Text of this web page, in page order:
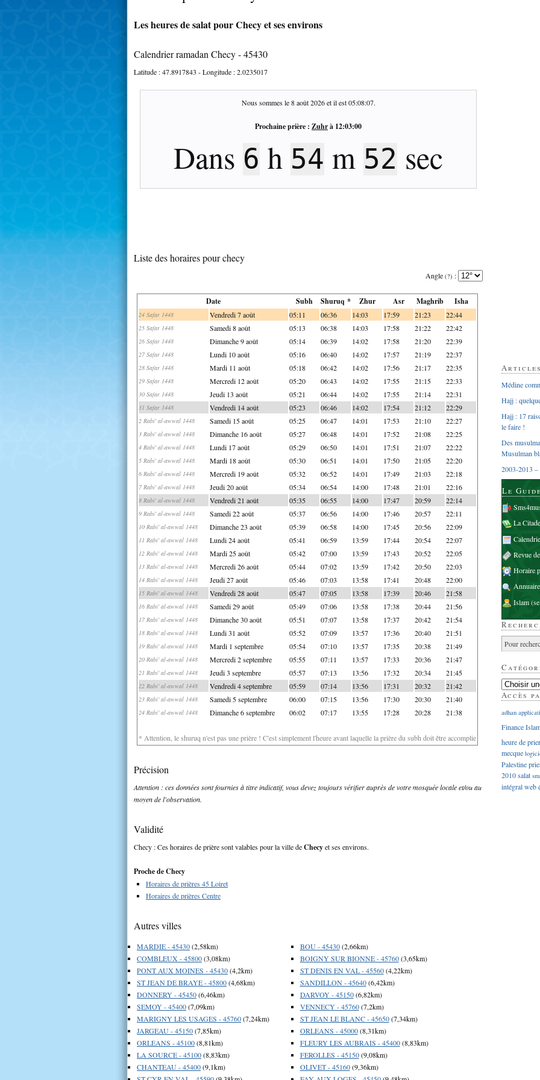
Les heures de salat pour Checy et ses environs
Calendrier ramadan Checy - 45430
Latitude :47.8917843 - Longitude :2.0235017
Nous sommes le8 août 2026et il est05:08:08.
Prochaine prière : Zuhrà 12:03:00
Dans 6 h 54 m 51 sec
Liste des horaires pour checy
Angle (?) :
Date Subh Shuruq * Zhur Asr Maghrib Isha
24 Safar 1448 Vendredi 7 août 05:11 06:36 14:03 17:59 21:23 22:44
25 Safar 1448 Samedi 8 août 05:13 06:38 14:03 17:58 21:22 22:42
26 Safar 1448 Dimanche 9 août 05:14 06:39 14:02 17:58 21:20 22:39
27 Safar 1448 Lundi 10 août 05:16 06:40 14:02 17:57 21:19 22:37
28 Safar 1448 Mardi 11 août 05:18 06:42 14:02 17:56 21:17 22:35
29 Safar 1448 Mercredi 12 août 05:20 06:43 14:02 17:55 21:15 22:33
30 Safar 1448 Jeudi 13 août 05:21 06:44 14:02 17:55 21:14 22:31
31 Safar 1448 Vendredi 14 août 05:23 06:46 14:02 17:54 21:12 22:29
2 Rabi' al-awwal 1448 Samedi 15 août 05:25 06:47 14:01 17:53 21:10 22:27
3 Rabi' al-awwal 1448 Dimanche 16 août 05:27 06:48 14:01 17:52 21:08 22:25
4 Rabi' al-awwal 1448 Lundi 17 août 05:29 06:50 14:01 17:51 21:07 22:22
5 Rabi' al-awwal 1448 Mardi 18 août 05:30 06:51 14:01 17:50 21:05 22:20
6 Rabi' al-awwal 1448 Mercredi 19 août 05:32 06:52 14:01 17:49 21:03 22:18
7 Rabi' al-awwal 1448 Jeudi 20 août 05:34 06:54 14:00 17:48 21:01 22:16
8 Rabi' al-awwal 1448 Vendredi 21 août 05:35 06:55 14:00 17:47 20:59 22:14
9 Rabi' al-awwal 1448 Samedi 22 août 05:37 06:56 14:00 17:46 20:57 22:11
10 Rabi' al-awwal 1448 Dimanche 23 août 05:39 06:58 14:00 17:45 20:56 22:09
11 Rabi' al-awwal 1448 Lundi 24 août 05:41 06:59 13:59 17:44 20:54 22:07
12 Rabi' al-awwal 1448 Mardi 25 août 05:42 07:00 13:59 17:43 20:52 22:05
13 Rabi' al-awwal 1448 Mercredi 26 août 05:44 07:02 13:59 17:42 20:50 22:03
14 Rabi' al-awwal 1448 Jeudi 27 août 05:46 07:03 13:58 17:41 20:48 22:00
15 Rabi' al-awwal 1448 Vendredi 28 août 05:47 07:05 13:58 17:39 20:46 21:58
16 Rabi' al-awwal 1448 Samedi 29 août 05:49 07:06 13:58 17:38 20:44 21:56
17 Rabi' al-awwal 1448 Dimanche 30 août 05:51 07:07 13:58 17:37 20:42 21:54
18 Rabi' al-awwal 1448 Lundi 31 août 05:52 07:09 13:57 17:36 20:40 21:51
19 Rabi' al-awwal 1448 Mardi 1 septembre 05:54 07:10 13:57 17:35 20:38 21:49
20 Rabi' al-awwal 1448 Mercredi 2 septembre 05:55 07:11 13:57 17:33 20:36 21:47
21 Rabi' al-awwal 1448 Jeudi 3 septembre 05:57 07:13 13:56 17:32 20:34 21:45
22 Rabi' al-awwal 1448 Vendredi 4 septembre 05:59 07:14 13:56 17:31 20:32 21:42
23 Rabi' al-awwal 1448 Samedi 5 septembre 06:00 07:15 13:56 17:30 20:30 21:40
24 Rabi' al-awwal 1448 Dimanche 6 septembre 06:02 07:17 13:55 17:28 20:28 21:38
* Attention, le shuruq n'est pas une prière ! C'est simplement l'heure avant laquelle la prière du subh doit être accomplie
Précision
Attention : ces données sont fournies à titre indicatif, vous devez toujours vérifier auprès de votre mosquée locale et/ou au
moyen de l'observation.
Validité
Checy : Ces horaires de prière sont valables pour la ville deChecyet ses environs.
Proche de Checy
Horaires de prières 45 Loiret
Horaires de prières Centre
Autres villes
MARDIE - 45430(2,58km)
COMBLEUX - 45800(3,08km)
PONT AUX MOINES - 45430(4,2km)
ST JEAN DE BRAYE - 45800(4,68km)
DONNERY - 45450(6,46km)
SEMOY - 45400(7,09km)
MARIGNY LES USAGES - 45760(7,24km)
JARGEAU - 45150(7,85km)
ORLEANS - 45100(8,81km)
LA SOURCE - 45100(8,83km)
CHANTEAU - 45400(9,1km)
BOU - 45430(2,66km)
BOIGNY SUR BIONNE - 45760(3,65km)
ST DENIS EN VAL - 45560(4,22km)
SANDILLON - 45640(6,42km)
DARVOY - 45150(6,82km)
VENNECY - 45760(7,2km)
ST JEAN LE BLANC - 45650(7,34km)
ORLEANS - 45000(8,31km)
FLEURY LES AUBRAIS - 45400(8,83km)
FEROLLES - 45150(9,08km)
OLIVET - 45160(9,36km)
Médine
Hajj :
Hajj : 17
le faire !
Des
Musulman
2003-2013 –
Le
La
Revue
Horaire
Islam
Accès
adhan
Finance
heure de
mecque
Palestine
2010salat
intégralweb